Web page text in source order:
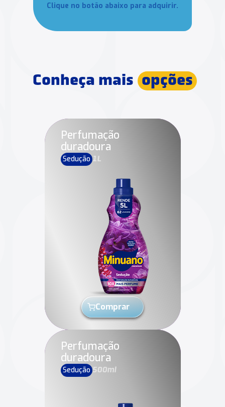
Clique no botão abaixo para adquirir.
Conheça mais opções
Perfumação
duradoura
Sedução 1L
Comprar
Perfumação
duradoura
Sedução 500ml